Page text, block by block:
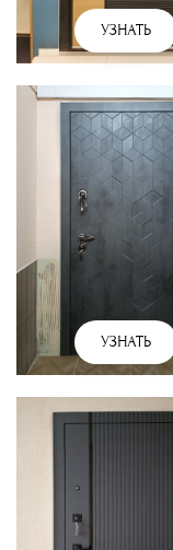
УЗНАТЬ
УЗНАТЬ